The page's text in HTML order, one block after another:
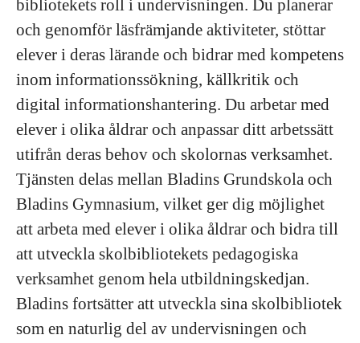
bibliotekets roll i undervisningen. Du planerar
och genomför läsfrämjande aktiviteter, stöttar
elever i deras lärande och bidrar med kompetens
inom informationssökning, källkritik och
digital informationshantering. Du arbetar med
elever i olika åldrar och anpassar ditt arbetssätt
utifrån deras behov och skolornas verksamhet.
Tjänsten delas mellan Bladins Grundskola och
Bladins Gymnasium, vilket ger dig möjlighet
att arbeta med elever i olika åldrar och bidra till
att utveckla skolbibliotekets pedagogiska
verksamhet genom hela utbildningskedjan.
Bladins fortsätter att utveckla sina skolbibliotek
som en naturlig del av undervisningen och